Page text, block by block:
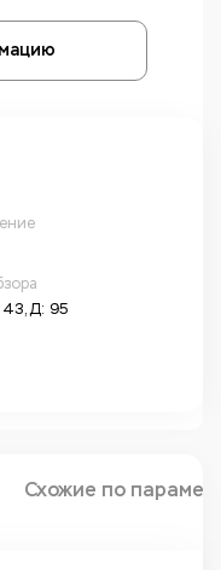
43, Д: 95
Схожие по